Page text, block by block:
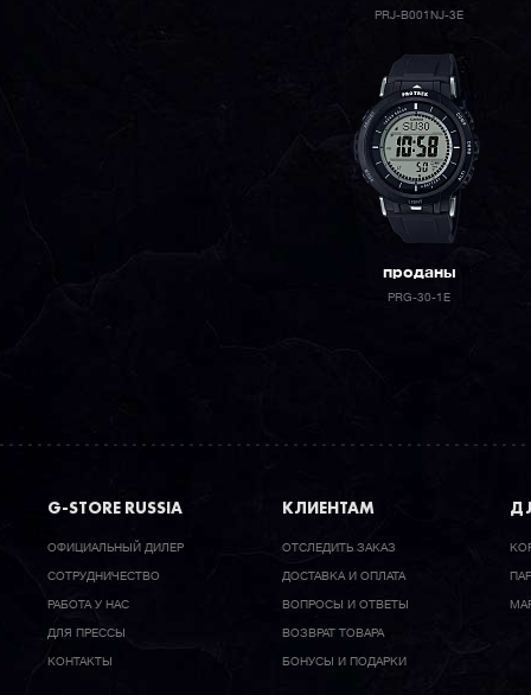
PRJ-B001NJ-3E
проданы
PRG-30-1E
G-STORE RUSSIA
ОФИЦИАЛЬНЫЙ ДИЛЕР
CОТРУДНИЧЕСТВО
РАБОТА У НАС
ДЛЯ ПРЕССЫ
КОНТАКТЫ
КЛИЕНТАМ
ОТСЛЕДИТЬ ЗАКАЗ
ДОСТАВКА И ОПЛАТА
ВОПРОСЫ И ОТВЕТЫ
ВОЗВРАТ ТОВАРА
БОНУСЫ И ПОДАРКИ